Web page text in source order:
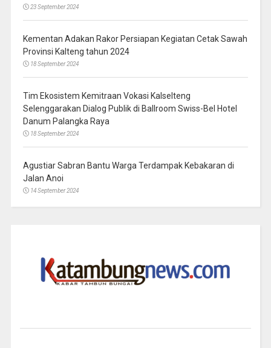
23 September 2024
Kementan Adakan Rakor Persiapan Kegiatan Cetak Sawah
Provinsi Kalteng tahun 2024
18 September 2024
Tim Ekosistem Kemitraan Vokasi Kalselteng
Selenggarakan Dialog Publik di Ballroom Swiss-Bel Hotel
Danum Palangka Raya
18 September 2024
Agustiar Sabran Bantu Warga Terdampak Kebakaran di
Jalan Anoi
14 September 2024